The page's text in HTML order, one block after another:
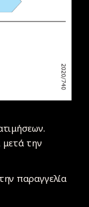
μετά την
παραγγελία